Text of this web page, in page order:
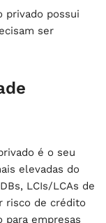
privado possui
ser
é o seu
elevadas do
LCIs/LCAs de
risco de crédito
para empresas